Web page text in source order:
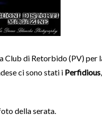
Club di Retorbido (PV) per
ci sono stati i Perfidious
della serata.